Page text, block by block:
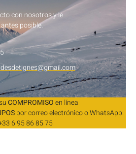
con nosotros y le
posible.
COMPROMISOen línea
por correo electrónico o WhatsApp:
6 95 86 85 75